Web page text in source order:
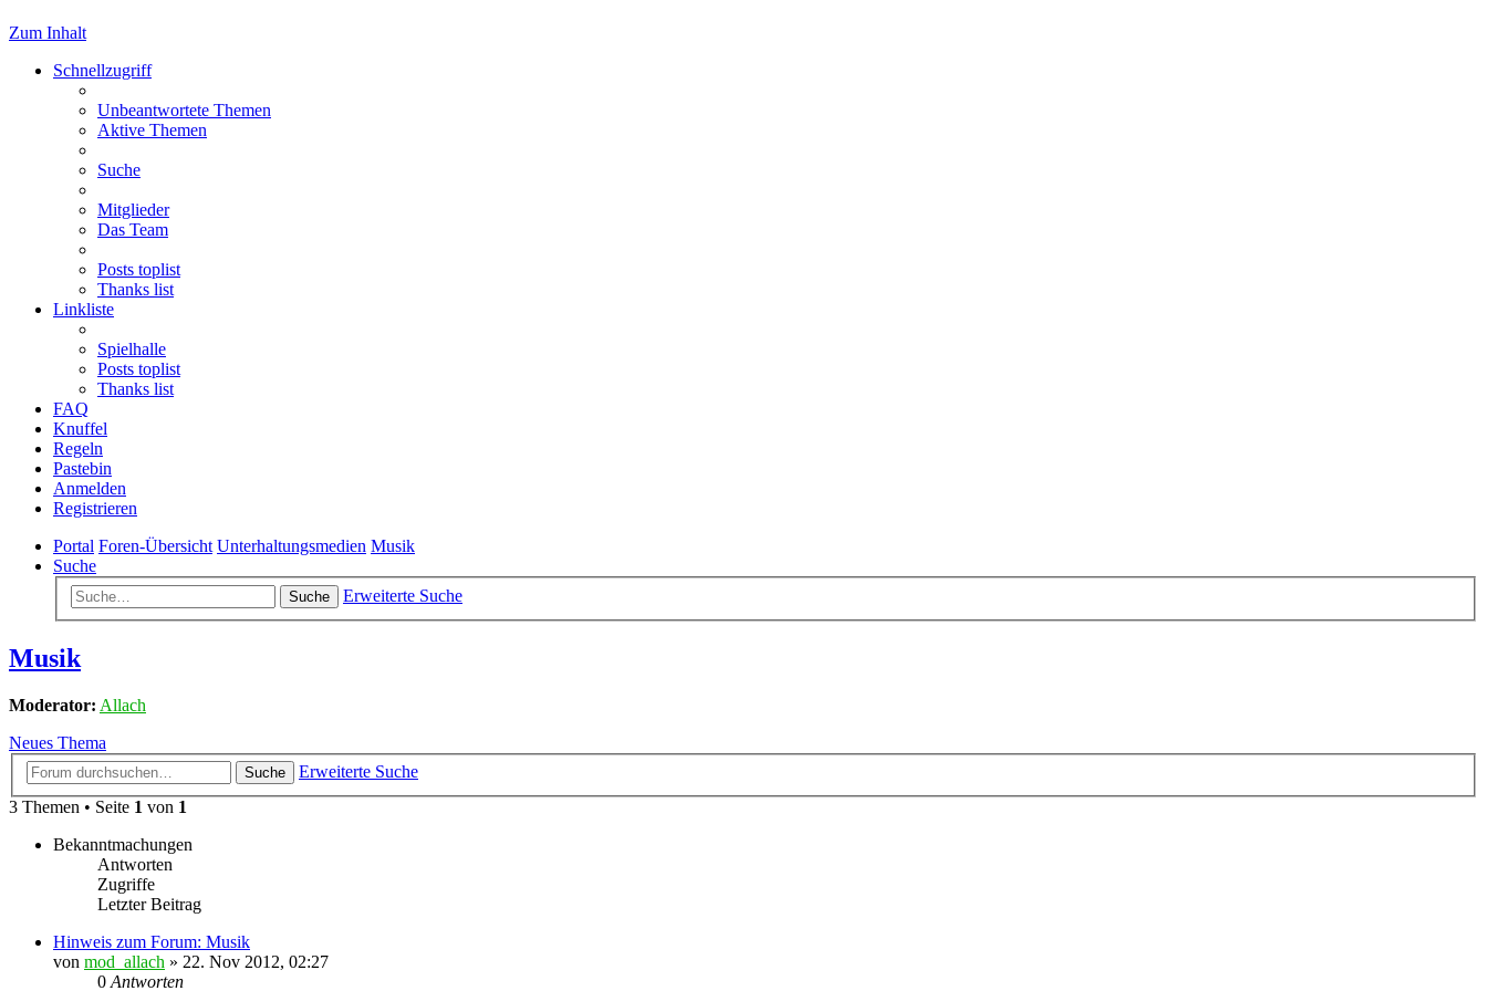
Zum Inhalt
Schnellzugriff
Unbeantwortete Themen
Aktive Themen
Suche
Mitglieder
Das Team
Posts toplist
Thanks list
Linkliste
Spielhalle
Posts toplist
Thanks list
FAQ
Knuffel
Regeln
Pastebin
Anmelden
Registrieren
Portal Foren-Übersicht Unterhaltungsmedien Musik
Suche
Suche Erweiterte Suche
Musik
Moderator: Allach
Neues Thema
Suche
Erweiterte Suche
3 Themen • Seite 1 von 1
Bekanntmachungen
Antworten
Zugriffe
Letzter Beitrag
Hinweis zum Forum: Musik
von mod_allach » 22. Nov 2012, 02:27
0Antworten